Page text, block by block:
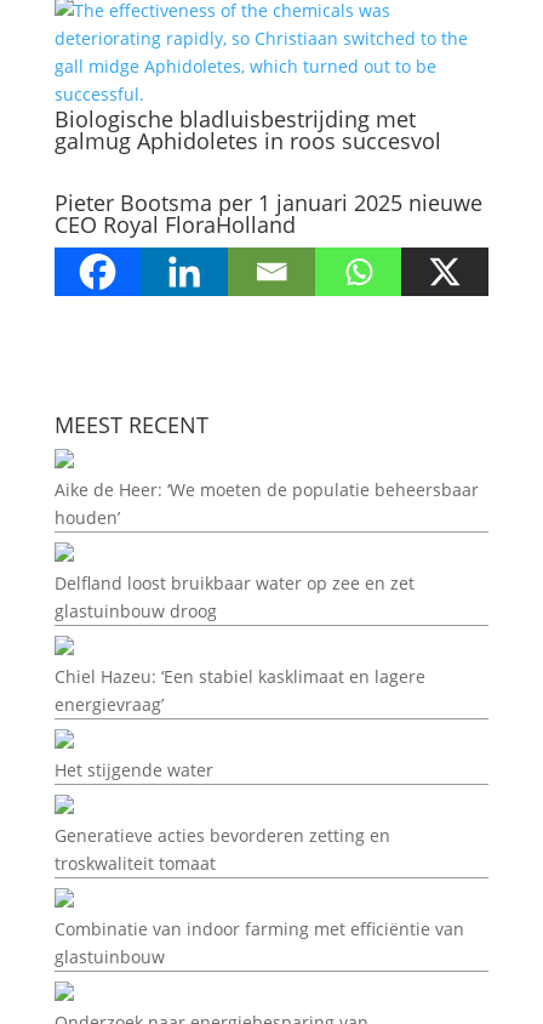
Biologische bladluisbestrijding met
galmug Aphidoletes in roos succesvol
Pieter Bootsma per 1 januari 2025 nieuwe
CEO Royal FloraHolland
MEEST RECENT
Aike de Heer: ‘We moeten de populatie beheersbaar
houden’
Delfland loost bruikbaar water op zee en zet
glastuinbouw droog
Chiel Hazeu: ‘Een stabiel kasklimaat en lagere
energievraag’
Het stijgende water
Generatieve acties bevorderen zetting en
troskwaliteit tomaat
Combinatie van indoor farming met efficiëntie van
glastuinbouw